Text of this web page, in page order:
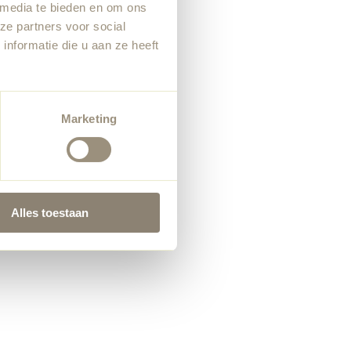
te bieden en om ons
partners voor social
die u aan ze heeft
Marketing
Alles toestaan